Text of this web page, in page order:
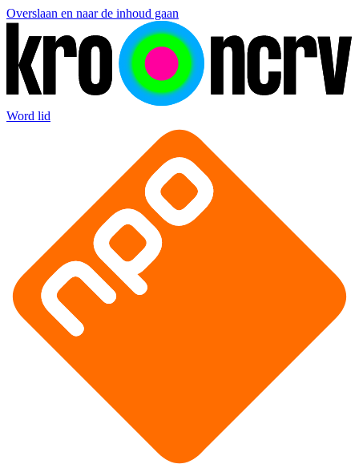
Overslaan en naar de inhoud gaan
Word lid